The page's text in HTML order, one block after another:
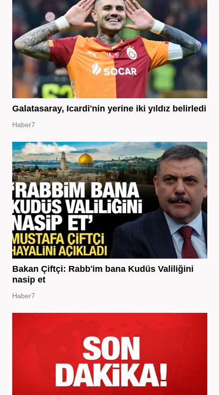
Galatasaray, Icardi'nin yerine iki yıldız belirledi
Haber7
Bakan Çiftçi: Rabb'im bana Kudüs Valiliğini
nasip et
Haber7